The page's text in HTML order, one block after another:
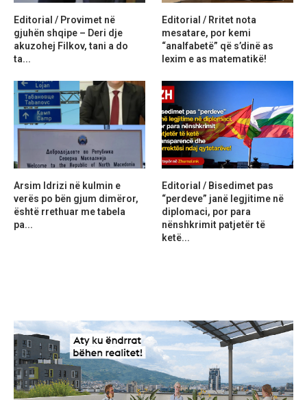
Editorial / Provimet në
gjuhën shqipe – Deri dje
akuzohej Filkov, tani a do
ta...
Editorial / Rritet nota
mesatare, por kemi
“analfabetë” që s’dinë as
lexim e as matematikë!
Arsim Idrizi në kulmin e
verës po bën gjum dimëror,
është rrethuar me tabela
pa...
Editorial / Bisedimet pas
“perdeve” janë legjitime në
diplomaci, por para
nënshkrimit patjetër të
ketë...